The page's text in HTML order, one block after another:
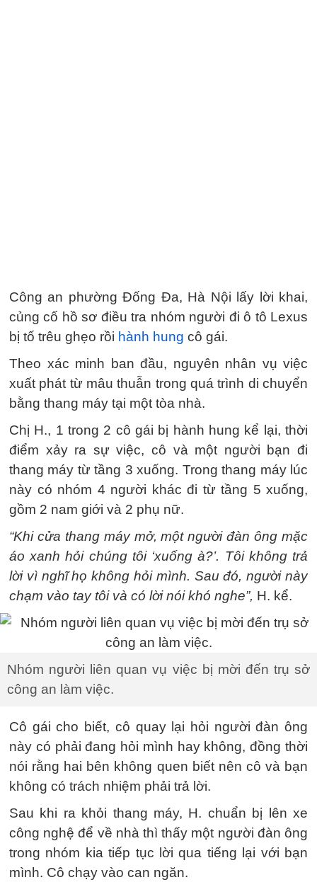
Công an phường Đống Đa, Hà Nội lấy lời khai,
củng cố hồ sơ điều tra nhóm người đi ô tô Lexus
bị tố trêu ghẹo rồi hành hung cô gái.
Theo xác minh ban đầu, nguyên nhân vụ việc
xuất phát từ mâu thuẫn trong quá trình di chuyển
bằng thang máy tại một tòa nhà.
Chị H., 1 trong 2 cô gái bị hành hung kể lại, thời
điểm xảy ra sự việc, cô và một người bạn đi
thang máy từ tầng 3 xuống. Trong thang máy lúc
này có nhóm 4 người khác đi từ tầng 5 xuống,
gồm 2 nam giới và 2 phụ nữ.
“Khi cửa thang máy mở, một người đàn ông mặc
áo xanh hỏi chúng tôi ‘xuống à?’. Tôi không trả
lời vì nghĩ họ không hỏi mình. Sau đó, người này
chạm vào tay tôi và có lời nói khó nghe”, H. kể.
Nhóm người liên quan vụ việc bị mời đến trụ sở
công an làm việc.
Cô gái cho biết, cô quay lại hỏi người đàn ông
này có phải đang hỏi mình hay không, đồng thời
nói rằng hai bên không quen biết nên cô và bạn
không có trách nhiệm phải trả lời.
Sau khi ra khỏi thang máy, H. chuẩn bị lên xe
công nghệ để về nhà thì thấy một người đàn ông
trong nhóm kia tiếp tục lời qua tiếng lại với bạn
mình. Cô chạy vào can ngăn.